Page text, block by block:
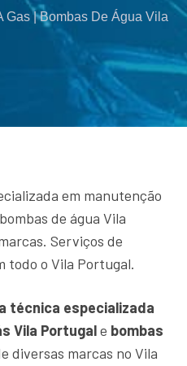
Gas | Bombas De Água Vila
em manutenção
de água Vila
Serviços de
todo o Vila Portugal.
técnica especializada
Vila Portugale bombas
diversas marcas no Vila